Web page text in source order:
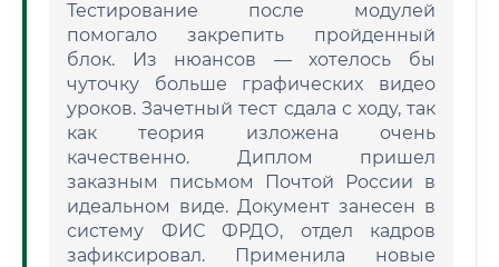
Тестирование после модулей
помогало закрепить пройденный
блок. Из нюансов — хотелось бы
чуточку больше графических видео
уроков. Зачетный тест сдала с ходу, так
как теория изложена очень
качественно. Диплом пришел
заказным письмом Почтой России в
идеальном виде. Документ занесен в
систему ФИС ФРДО, отдел кадров
зафиксировал. Применила новые